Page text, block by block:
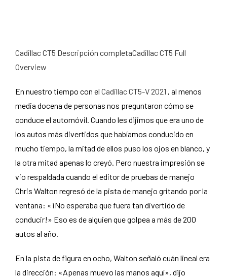
Cadillac CT5 Descripción completaCadillac CT5 Full
Overview
En nuestro tiempo con el Cadillac CT5-V 2021 , al menos
media docena de personas nos preguntaron cómo se
conduce el automóvil. Cuando les dijimos que era uno de
los autos más divertidos que habíamos conducido en
mucho tiempo, la mitad de ellos puso los ojos en blanco, y
la otra mitad apenas lo creyó. Pero nuestra impresión se
vio respaldada cuando el editor de pruebas de manejo
Chris Walton regresó de la pista de manejo gritando por la
ventana: «¡No esperaba que fuera tan divertido de
conducir!» Eso es de alguien que golpea a más de 200
autos al año.
En la pista de figura en ocho, Walton señaló cuán lineal era
la dirección: «Apenas muevo las manos aquí», dijo